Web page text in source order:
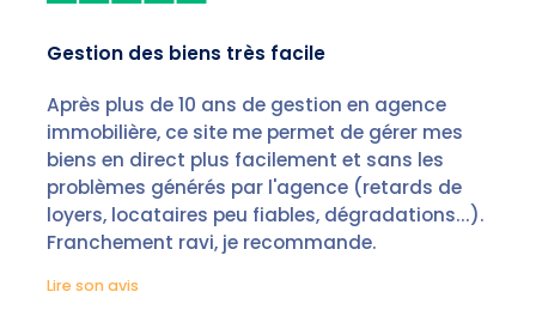
Gestion des biens très facile
Après plus de 10 ans de gestion en agence
immobilière, ce site me permet de gérer mes
biens en direct plus facilement et sans les
problèmes générés par l'agence (retards de
loyers, locataires peu fiables, dégradations...).
Franchement ravi, je recommande.
Lire son avis